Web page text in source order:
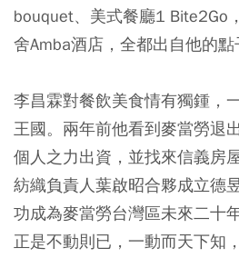
bouquet、美式餐廳1 Bite2Go
舍Amba酒店，全都出自他的點
李昌霖對餐飲美食情有獨鍾，
王國。兩年前他看到麥當勞退
個人之力出資，並找來信義房
紡織負責人葉啟昭合夥成立德
功成為麥當勞台灣區未來二十
正是不動則已，一動而天下知